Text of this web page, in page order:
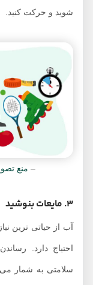
شوید و حرکت کنید.
منع تصویر–
آب از حیاتی ترین
احتیاج دارد. رساندن
سلامتی به شمار